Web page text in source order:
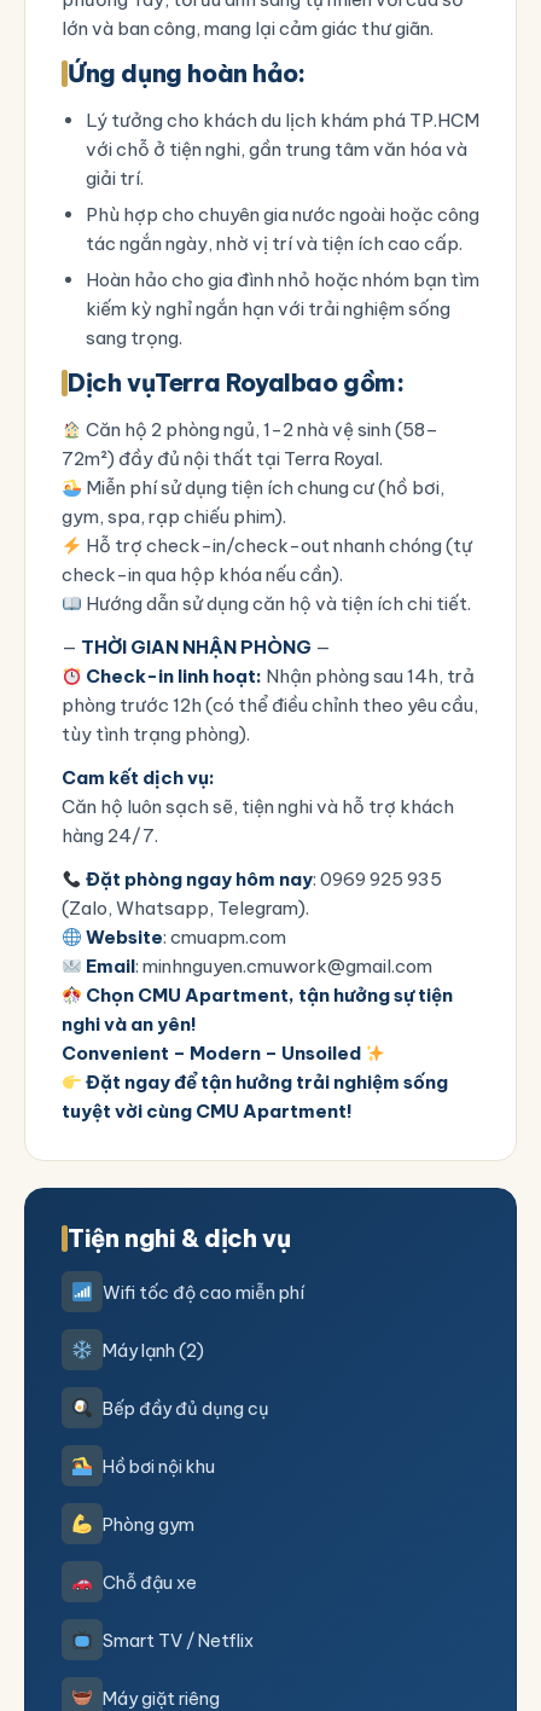
lớn và ban công, mang lại cảm giác thư giãn.
Ứng dụng hoàn hảo:
Lý tưởng cho khách du lịch khám phá TP.HCM
với chỗ ở tiện nghi, gần trung tâm văn hóa và
giải trí.
Phù hợp cho chuyên gia nước ngoài hoặc công
tác ngắn ngày, nhờ vị trí và tiện ích cao cấp.
Hoàn hảo cho gia đình nhỏ hoặc nhóm bạn tìm
kiếm kỳ nghỉ ngắn hạn với trải nghiệm sống
sang trọng.
Dịch vụTerra Royalbao gồm:
Căn hộ 2 phòng ngủ, 1-2 nhà vệ sinh (58–
72m²) đầy đủ nội thất tại Terra Royal.
Miễn phí sử dụng tiện ích chung cư (hồ bơi,
gym, spa, rạp chiếu phim).
Hỗ trợ check-in/check-out nhanh chóng (tự
check-in qua hộp khóa nếu cần).
Hướng dẫn sử dụng căn hộ và tiện ích chi tiết.
— THỜI GIAN NHẬN PHÒNG —
Check-in linh hoạt: Nhận phòng sau 14h, trả
phòng trước 12h (có thể điều chỉnh theo yêu cầu,
tùy tình trạng phòng).
Cam kết dịch vụ:
Căn hộ luôn sạch sẽ, tiện nghi và hỗ trợ khách
hàng 24/7.
Đặt phòng ngay hôm nay: 0969 925 935
(Zalo, Whatsapp, Telegram).
Website:cmuapm.com
Email: minhnguyen.cmuwork@gmail.com
Chọn CMU Apartment, tận hưởng sự tiện
nghi và an yên!
Convenient – Modern – Unsoiled
Đặt ngay để tận hưởng trải nghiệm sống
tuyệt vời cùng CMU Apartment!
Tiện nghi & dịch vụ
Wifi tốc độ cao miễn phí
Máy lạnh (2)
Bếp đầy đủ dụng cụ
Hồ bơi nội khu
Phòng gym
Chỗ đậu xe
Smart TV / Netflix
Máy giặt riêng